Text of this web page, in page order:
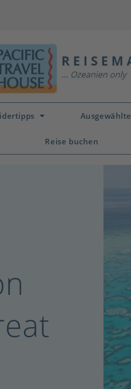
Reise buchen